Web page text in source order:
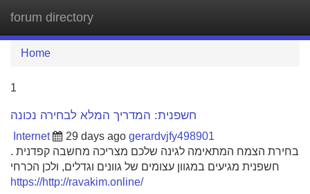
forum directory
Home
1
חשפנית: המדריך המלא לבחירה נכונה
Internet 29 days ago gerardvjfy498901
בחירת הצמח המתאימה לגינה שלכם מצריכה מחשבה קפדנית .
חשפנית מגיעים במגוון עצומים של גוונים וגדלים, ולכן הכרחי
https://http://ravakim.online/